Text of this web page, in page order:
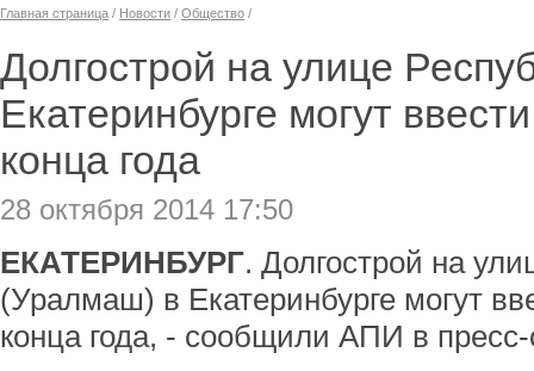
Главная страница / Новости / Общество /
Долгострой на улице
Екатеринбурге могут
конца года
28 октября 2014 17:50
ЕКАТЕРИНБУРГ. Долгострой на
(Уралмаш) в Екатеринбурге могут
конца года, - сообщили АПИ в